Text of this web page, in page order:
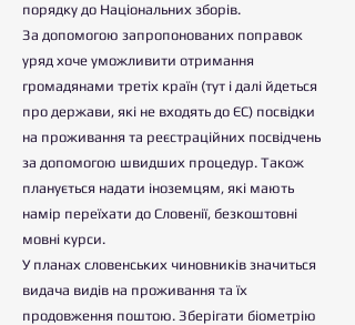
порядку до Національних зборів.
За допомогою запропонованих поправок
уряд хоче уможливити отримання
громадянами третіх країн (тут і далі йдеться
про держави, які не входять до ЄС) посвідки
на проживання та реєстраційних посвідчень
за допомогою швидших процедур. Також
планується надати іноземцям, які мають
намір переїхати до Словенії, безкоштовні
мовні курси.
У планах словенських чиновників значиться
видача видів на проживання та їх
продовження поштою. Зберігати біометрію